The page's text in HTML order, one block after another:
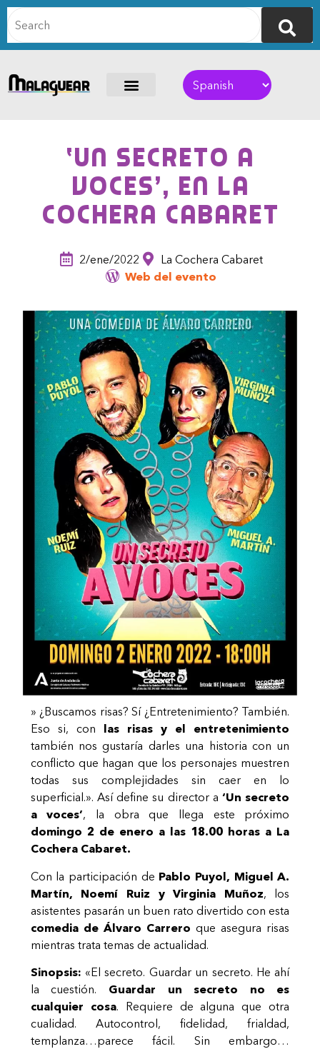
‘Un secreto a
voces’, en La
Cochera Cabaret
2/ene/2022
La Cochera Cabaret
Web del evento
» ¿Buscamos risas? Sí ¿Entretenimiento? También.
Eso si, con las risas y el entretenimiento
también nos gustaría darles una historia con un
conflicto que hagan que los personajes muestren
todas sus complejidades sin caer en lo
superficial.». Así define su director a‘Un secreto
a voces’, la obra que llega este próximo
domingo 2 de enero a las 18.00 horas a La
Cochera Cabaret.
Con la participación de Pablo Puyol, Miguel A.
Martín, Noemí Ruiz y Virginia Muñoz, los
asistentes pasarán un buen rato divertido con esta
comedia de Álvaro Carrero que asegura risas
mientras trata temas de actualidad.
Sinopsis: «El secreto. Guardar un secreto. He ahí
la cuestión. Guardar un secreto no es
cualquier cosa. Requiere de alguna que otra
cualidad. Autocontrol, fidelidad, frialdad,
templanza…parece fácil. Sin embargo…